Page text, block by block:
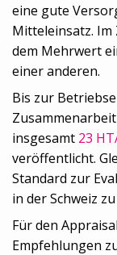
eine gute
Mitteleinsatz. Im
dem Mehrwert
einer anderen.
Bis zur
insgesamt 23
veröffentlicht.
Standard zur
in der Schweiz
Für den
Empfehlungen